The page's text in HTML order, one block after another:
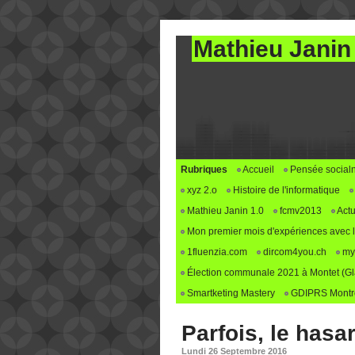
Mathieu Janin
Rubriques Accueil
Pensée
xyz 2.o
Histoire de l'informatique
Mathieu Janin 1.0
fcmv2013
Mon premier mois d'expériences
1fluenzia.com
dircom4you.ch
Élection communale 2021 à Montet
Smartketing Mastery
GDIPRS
Parfois, le
Lundi 26 Septembre 2016